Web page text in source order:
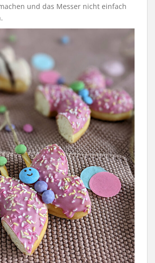
und das Messer nicht einfach